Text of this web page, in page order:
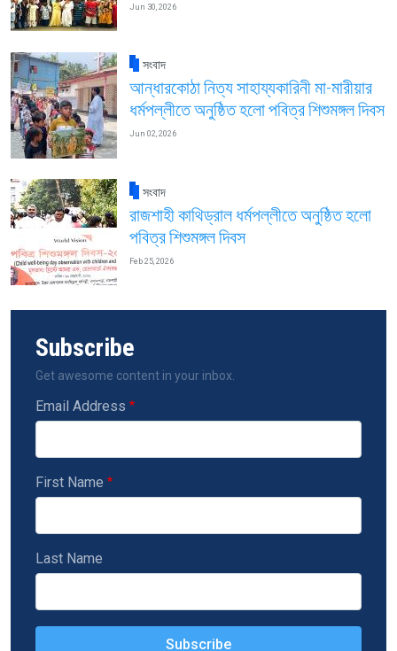
Jun 30, 2026
সংবাদ
আন্ধারকোঠা নিত্য সাহায্যকারিনী মা-মারীয়ার
ধর্মপল্লীতে অনুষ্ঠিত হলো পবিত্র শিশুমঙ্গল দিবস
Jun 02, 2026
সংবাদ
রাজশাহী কাথিড্রাল ধর্মপল্লীতে অনুষ্ঠিত হলো
পবিত্র শিশুমঙ্গল দিবস
Feb 25, 2026
Subscribe
Get awesome content in your inbox.
Email Address
First Name
Last Name